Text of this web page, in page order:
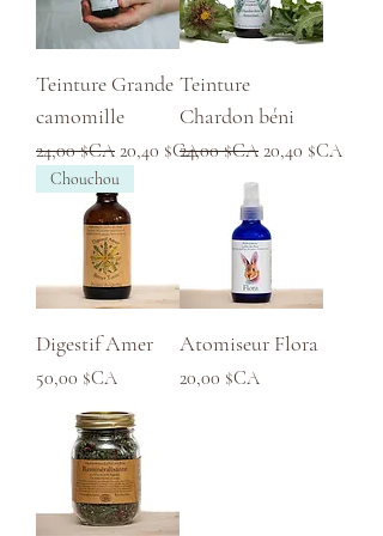
Teinture Grande
camomille
Prix original
24,00 $CA Prix promotionnel
20,40 $CA
Teinture
Chardon béni
Prix original
24,00 $CA Prix
20,40 $CA
Chouchou
Digestif Amer
Prix
50,00 $CA
Atomiseur Flora
Prix
20,00 $CA